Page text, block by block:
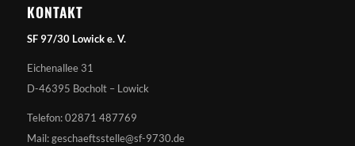
KONTAKT
SF 97/30 Lowick e. V.
Eichenallee 31
D-46395 Bocholt – Lowick
Telefon: 02871 487769
Mail: geschaeftsstelle@sf-9730.de